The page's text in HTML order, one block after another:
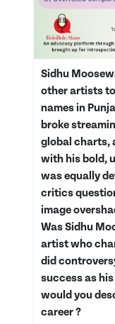
Sidhu
other artists
names in
broke
global charts,
with his bold,
was equally
critics
image
Was Sidhu
artist who
did
success as
would you
career ?